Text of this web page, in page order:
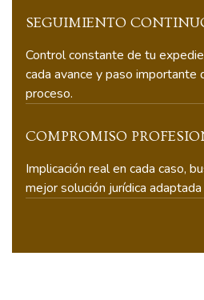
SEGUIMIENTO
Control constante de tu
cada avance y paso importante
proceso.
COMPROMISO
Implicación real en cada caso,
mejor solución jurídica